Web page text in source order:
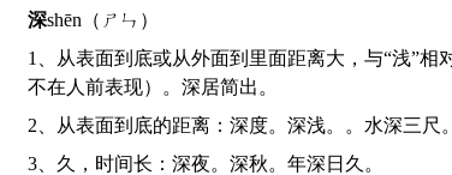
深shēn（ㄕㄣ）
1、从表面到底或从外面到里面距离大，与“浅”相对：深水。深山。深邃。深渊。深壑。深海。深耕。深呼吸。深藏若虚（把珍贵的东西深藏起来，好像没有一样，喻人有知识才能但
不在人前表现）。深居简出。
2、从表面到底的距离：深度。深浅。。水深三尺。
3、久，时间长：深夜。深秋。年深日久。